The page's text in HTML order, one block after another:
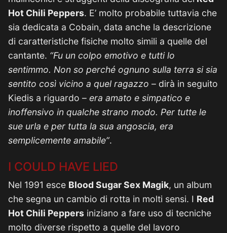
Hot Chili Peppers. E’ molto probabile tuttavia che
sia dedicata a Cobain, data anche la descrizione
di caratteristiche fisiche molto simili a quelle del
cantante. “Fu un colpo emotivo e tutti lo
sentimmo. Non so perché ognuno sulla terra si sia
sentito così vicino a quel ragazzo – dirà in seguito
Kiedis a riguardo – era amato e simpatico e
inoffensivo in qualche strano modo. Per tutte le
sue urla e per tutta la sua angoscia, era
semplicemente amabile”.
I COULD HAVE LIED
Nel 1991 esce Blood Sugar Sex Magik, un album
che segna un cambio di rotta in molti sensi. I Red
Hot Chili Peppers iniziano a fare uso di tecniche
molto diverse rispetto a quelle del lavoro